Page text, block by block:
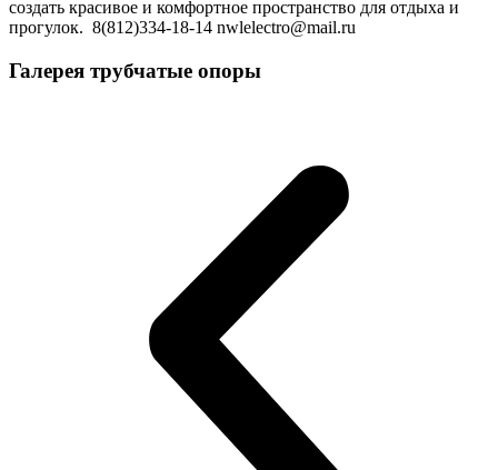
создать красивое и комфортное пространство для отдыха и
прогулок. 8(812)334-18-14 nwlelectro@mail.ru
Галерея трубчатые опоры